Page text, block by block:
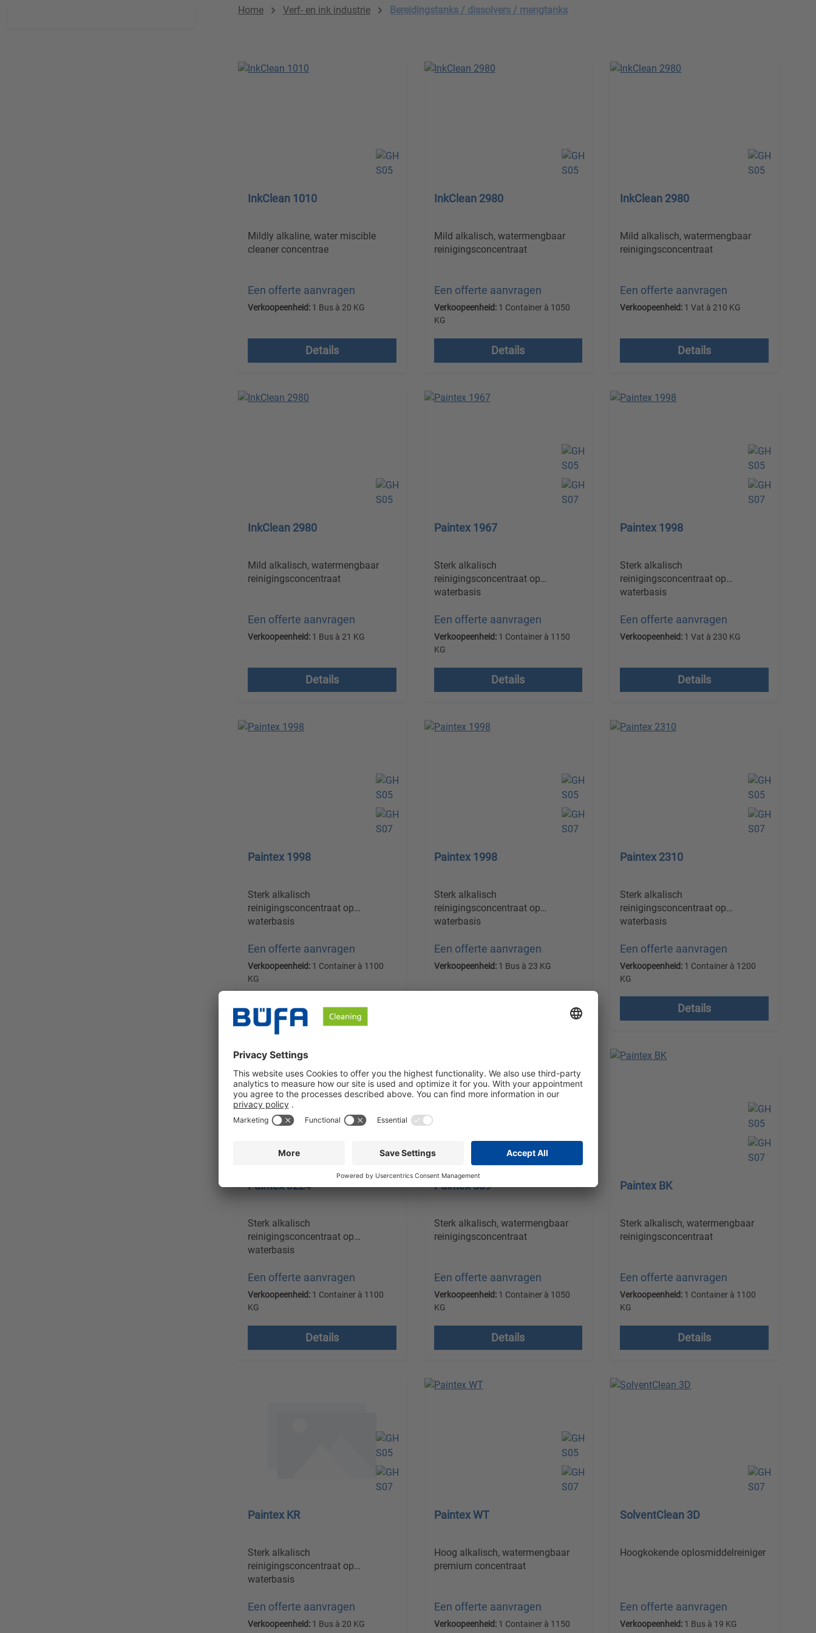
Home Verf- en ink industrie Bereidingstanks / dissolvers / mengtanks
InkClean 1010
Mildly alkaline, water miscible
cleaner concentrae
Een offerte aanvragen
Verkoopeenheid: 1 Bus à 20 KG
verzendkosten
Details
InkClean 2980
Mild alkalisch, watermengbaar
reinigingsconcentraat
Een offerte aanvragen
Verkoopeenheid:1 Container à 1050
KG
Prijzen excl. btw plus
verzendkostenDetails
InkClean 2980
Mild alkalisch, watermengbaar
reinigingsconcentraat
Een offerte aanvragen
Verkoopeenheid: 1 Vat à 210 KG
verzendkosten
Details
InkClean 2980
Mild alkalisch, watermengbaar
reinigingsconcentraat
Een offerte aanvragen
Verkoopeenheid: 1 Bus à 21 KG
verzendkosten
Details
Paintex 1967
Sterk alkalisch
reinigingsconcentraat op
waterbasis
Een offerte aanvragen
Verkoopeenheid:1 Container à 1150
KG
Prijzen excl. btw plus
verzendkostenDetails
Paintex 1998
Sterk alkalisch
reinigingsconcentraat op
waterbasis
Een offerte aanvragen
Verkoopeenheid: 1 Vat à 230 KG
verzendkosten
Details
Paintex 1998
Sterk alkalisch
reinigingsconcentraat op
waterbasis
Een offerte aanvragen
Verkoopeenheid: 1 Container à 1100
KG
verzendkostenDetails
Paintex 1998
Sterk alkalisch
reinigingsconcentraat op
waterbasis
Een offerte aanvragen
Verkoopeenheid:1 Bus à 23 KG
Paintex 2310
Sterk alkalisch
reinigingsconcentraat op
waterbasis
Een offerte aanvragen
Verkoopeenheid: 1 Container à 1200
KG
Prijzen excl. btw plus
verzendkostenDetails
Paintex 3224
Sterk alkalisch
reinigingsconcentraat op
waterbasis
Een offerte aanvragen
Verkoopeenheid: 1 Container à 1100
KG
Prijzen excl. btw plus
verzendkostenDetails
Paintex 839
Sterk alkalisch, watermengbaar
reinigingsconcentraat
Een offerte aanvragen
Verkoopeenheid:1 Container à 1050
KG
Prijzen excl. btw plus
verzendkostenDetails
Paintex BK
Sterk alkalisch, watermengbaar
reinigingsconcentraat
Een offerte aanvragen
Verkoopeenheid: 1 Container à 1100
KG
Prijzen excl. btw plus
verzendkostenDetails
Paintex KR
Sterk alkalisch
reinigingsconcentraat op
waterbasis
Een offerte aanvragen
Verkoopeenheid: 1 Bus à 20 KG
Paintex WT
Hoog alkalisch, watermengbaar
premium concentraat
Een offerte aanvragen
Verkoopeenheid:1 Container à 1150
SolventClean 3D
Hoogkokende oplosmiddelreiniger
Een offerte aanvragen
Verkoopeenheid: 1 Bus à 19 KG